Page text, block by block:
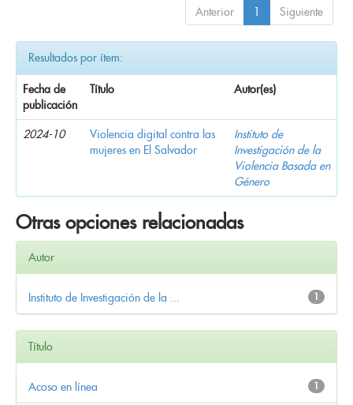
Anterior 1 Siguiente
Resultados por ítem:
Fecha de
publicación
Título Autor(es)
2024-10
Violencia digital contra las
mujeres en El Salvador
Instituto de
Investigación de la
Violencia Basada en
Género
Otras opciones relacionadas
Autor
1
Instituto de Investigación de la ...
Título
1
Acoso en línea